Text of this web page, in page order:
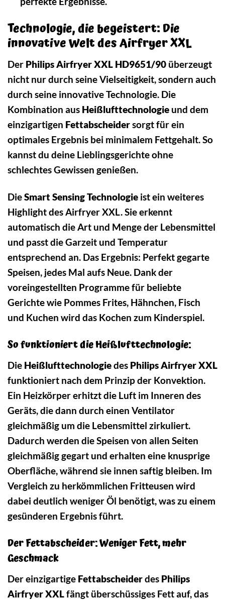
Technologie, die begeistert: Die
innovative Welt des Airfryer XXL
Der Philips Airfryer XXL HD9651/90 überzeugt
nicht nur durch seine Vielseitigkeit, sondern auch
durch seine innovative Technologie. Die
Kombination aus Heißlufttechnologie und dem
einzigartigen Fettabscheidersorgt für ein
optimales Ergebnis bei minimalem Fettgehalt. So
kannst du deine Lieblingsgerichte ohne
schlechtes Gewissen genießen.
DieSmart Sensing Technologie ist ein weiteres
Highlight des Airfryer XXL. Sie erkennt
automatisch die Art und Menge der Lebensmittel
und passt die Garzeit und Temperatur
entsprechend an. Das Ergebnis: Perfekt gegarte
Speisen, jedes Mal aufs Neue. Dank der
voreingestellten Programme für beliebte
Gerichte wie Pommes Frites, Hähnchen, Fisch
und Kuchen wird das Kochen zum Kinderspiel.
So funktioniert die Heißlufttechnologie:
Die Heißlufttechnologiedes Philips Airfryer XXL
funktioniert nach dem Prinzip der Konvektion.
Ein Heizkörper erhitzt die Luft im Inneren des
Geräts, die dann durch einen Ventilator
gleichmäßig um die Lebensmittel zirkuliert.
Dadurch werden die Speisen von allen Seiten
gleichmäßig gegart und erhalten eine knusprige
Oberfläche, während sie innen saftig bleiben. Im
Vergleich zu herkömmlichen Fritteusen wird
dabei deutlich weniger Öl benötigt, was zu einem
gesünderen Ergebnis führt.
Der Fettabscheider: Weniger Fett, mehr
Geschmack
Der einzigartige Fettabscheiderdes Philips
Airfryer XXLfängt überschüssiges Fett auf, das